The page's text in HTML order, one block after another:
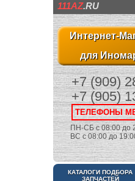
111AZ.RU
Интернет-
для
+7 (909)
+7 (905)
ТЕЛЕФОНЫ
ПН-СБ с 08:00 до
ВС с 08:00 до
КАТАЛОГИ ПОДБОРА
ЗАПЧАСТЕЙ